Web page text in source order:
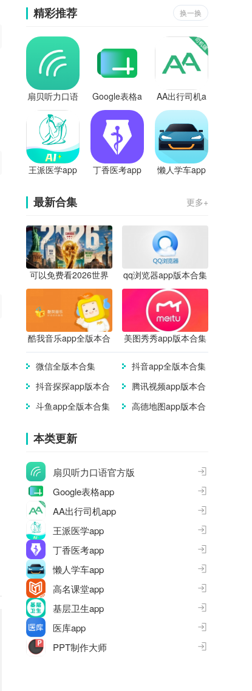
精彩推荐 换一换
扇贝听力口语
官方版
Google表格a
pp
AA出行司机a
pp
王派医学app 丁香医考app 懒人学车app
最新合集 更多+
可以免费看2026世界
杯直播的app合集
qq浏览器app版本合集
酷我音乐app全版本合
集
美图秀秀app版本合集
微信全版本合集
抖音app全版本合集
抖音探探app版本合
腾讯视频app版本合
斗鱼app全版本合集
高德地图app版本合
本类更新
扇贝听力口语官方版
Google表格app
AA出行司机app
王派医学app
丁香医考app
懒人学车app
高名课堂app
基层卫生app
医库app
PPT制作大师